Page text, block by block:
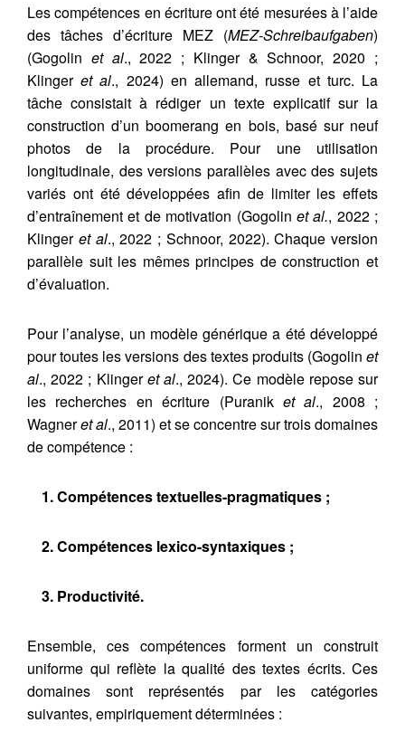
Les compétences en écriture ont été mesurées à l’aide
des tâches d’écriture MEZ (MEZ-Schreibaufgaben)
(Gogolin et al., 2022 ; Klinger & Schnoor, 2020 ;
Klingeret al., 2024) en allemand, russe et turc. La
tâche consistait à rédiger un texte explicatif sur la
construction d’un boomerang en bois, basé sur neuf
photos de la procédure. Pour une utilisation
longitudinale, des versions parallèles avec des sujets
variés ont été développées afin de limiter les effets
d’entraînement et de motivation (Gogolin et al., 2022 ;
Klinger et al., 2022 ; Schnoor, 2022). Chaque version
parallèle suit les mêmes principes de construction et
d’évaluation.
Pour l’analyse, un modèle générique a été développé
pour toutes les versions des textes produits (Gogolin et
al., 2022 ; Klingeret al., 2024). Ce modèle repose sur
les recherches en écriture (Puranik et al., 2008 ;
Wagneret al., 2011) et se concentre sur trois domaines
de compétence :
1. Compétences textuelles-pragmatiques ;
2. Compétences lexico-syntaxiques ;
3. Productivité.
Ensemble, ces compétences forment un construit
uniforme qui reflète la qualité des textes écrits. Ces
domaines sont représentés par les catégories
suivantes, empiriquement déterminées :